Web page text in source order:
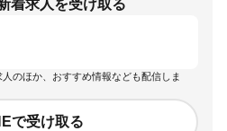
着求人を受け取る
人のほか、おすすめ情報なども配信しま
で受け取る